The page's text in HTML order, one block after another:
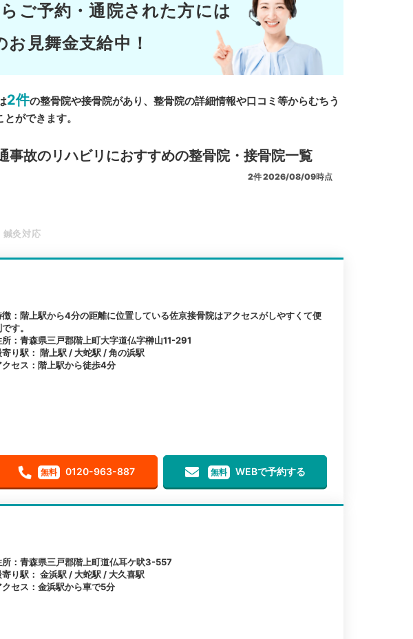
ご予約・通院された方には
お見舞金支給中！
2件の整骨院や接骨院があり、整骨院の詳細情報や口コミ等からむちう
ができます。
事故のリハビリにおすすめの整骨院・接骨院一覧
2件2026/08/09時点
鍼灸対応
徴：階上駅から4分の距離に位置している佐京接骨院はアクセスがしやすくて便
す。
所：青森県三戸郡階上町大字道仏字榊山11-291
寄り駅： 階上駅 / 大蛇駅 / 角の浜駅
クセス：階上駅から徒歩4分
無料 0120-963-887 無料 WEBで予約する
所：青森県三戸郡階上町道仏耳ケ吠3-557
寄り駅： 金浜駅 / 大蛇駅 / 大久喜駅
クセス：金浜駅から車で5分